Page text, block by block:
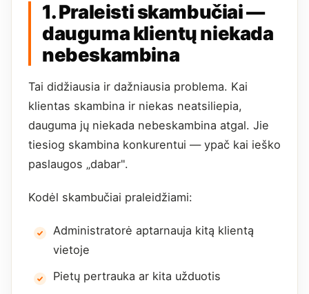
1. Praleisti skambučiai —
dauguma klientų niekada
nebeskambina
Tai didžiausia ir dažniausia problema. Kai
klientas skambina ir niekas neatsiliepia,
dauguma jų niekada nebeskambina atgal. Jie
tiesiog skambina konkurentui — ypač kai ieško
paslaugos „dabar".
Kodėl skambučiai praleidžiami:
Administratorė aptarnauja kitą klientą
vietoje
Pietų pertrauka ar kita užduotis